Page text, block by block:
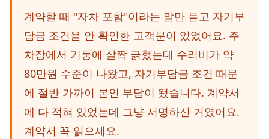
계약할 때 "자차 포함"이라는 말만 듣고 자기부
담금 조건을 안 확인한 고객분이 있었어요. 주
차장에서 기둥에 살짝 긁혔는데 수리비가 약
80만원 수준이 나왔고, 자기부담금 조건 때문
에 절반 가까이 본인 부담이 됐습니다. 계약서
에 다 적혀 있었는데 그냥 서명하신 거였어요.
계약서 꼭 읽으세요.